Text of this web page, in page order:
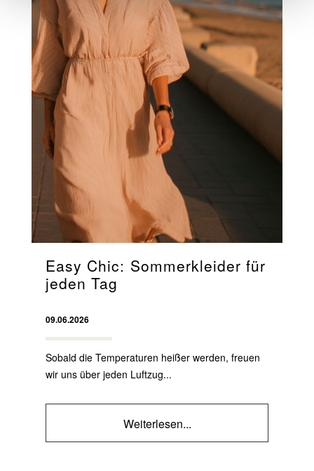
Easy Chic: Sommerkleider für
jeden Tag
09.06.2026
Sobald die Temperaturen heißer werden, freuen
wir uns über jeden Luftzug...
Weiterlesen...